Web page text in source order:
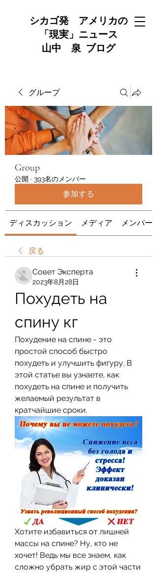
シカゴ発 アメリカの
「現実」ニュース
山中 泉 ブログ
グループ
Group
公開 · 393名のメンバー
参加する
ディスカッション メディア メンバー
戻る
Совет Эксперта
2023年8月28日
Похудеть на
спину кг
Похудение на спине - это
простой способ быстро
похудеть и улучшить фигуру. В
этой статье вы узнаете, как
похудеть на спине и получить
желаемый результат в
кратчайшие сроки.
Хотите избавиться от лишней
массы на спине? Ну, кто не
хочет! Ведь мы все знаем, как
сложно убрать жир с этой части